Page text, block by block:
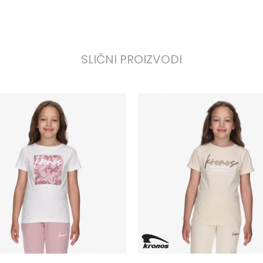
SLIČNI PROIZVODI